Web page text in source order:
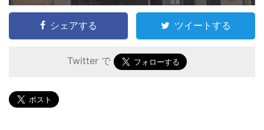
シェアする ツイートする
Twitter で